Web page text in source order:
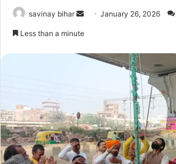
savinay bihar
Send January 26, 2026
Less than a minute